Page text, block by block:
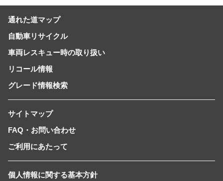
通れた道マップ
自動車リサイクル
車両レスキュー時の取り扱い
リコール情報
グレード情報検索
サイトマップ
FAQ・お問い合わせ
ご利用にあたって
個人情報に関する基本方針